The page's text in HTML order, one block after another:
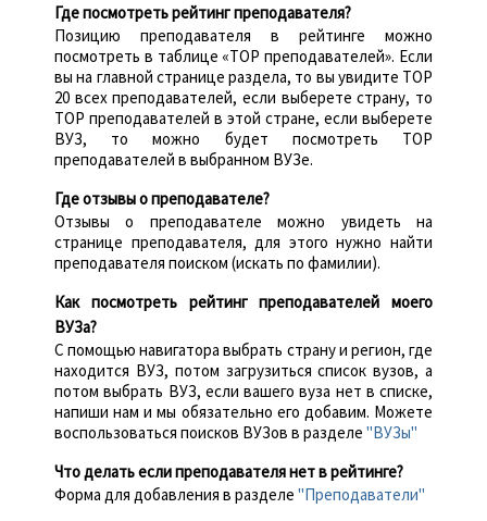
Где посмотреть рейтинг преподавателя?
Позицию преподавателя в рейтинге можно
посмотреть в таблице «TOP преподавателей». Если
вы на главной странице раздела, то вы увидите TOP
20 всех преподавателей, если выберете страну, то
TOP преподавателей в этой стране, если выберете
ВУЗ, то можно будет посмотреть TOP
преподавателей в выбранном ВУЗе.
Где отзывы о преподавателе?
Отзывы о преподавателе можно увидеть на
странице преподавателя, для этого нужно найти
преподавателя поиском (искать по фамилии).
Как посмотреть рейтинг преподавателей моего
ВУЗа?
С помощью навигатора выбрать страну и регион, где
находится ВУЗ, потом загрузиться список вузов, а
потом выбрать ВУЗ, если вашего вуза нет в списке,
напиши нам и мы обязательно его добавим. Можете
воспользоваться поисков ВУЗов в разделе "ВУЗы"
Что делать если преподавателя нет в рейтинге?
Форма для добавления в разделе "Преподаватели"